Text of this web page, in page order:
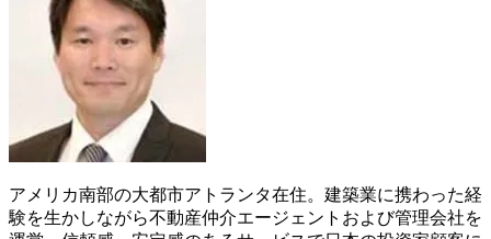
アメリカ南部の大都市アトランタ在住。建築業に携わった経
験を生かしながら不動産仲介エージェントおよび管理会社を